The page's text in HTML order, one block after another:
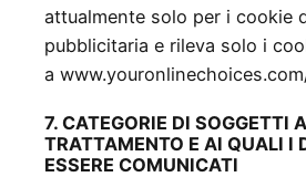
attualmente solo per i cookie
pubblicitaria e rileva solo i
a
7. CATEGORIE DI SOGGETTI
TRATTAMENTO E AI QUALI I
ESSERE COMUNICATI